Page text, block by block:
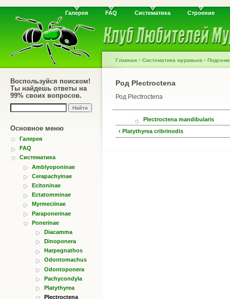
Галерея FAQ Систематика Строение
Воспользуйся поиском!
Ты найдешь ответы на
99% своих вопросов.
Основное меню
Галерея
FAQ
Систематика
Amblyoponinae
Cerapachyinae
Ecitoninae
Ectatomminae
Myrmeciinae
Paraponerinae
Ponerinae
Diacamma
Dinoponera
Harpegnathos
Odontomachus
Odontoponera
Pachycondyla
Platythyrea
Plectroctena
Главная › Систематика муравьев ›
Род Plectroctena
Род Plectroctena
Plectroctena mandibularis
‹ Platythyrea cribrinodis